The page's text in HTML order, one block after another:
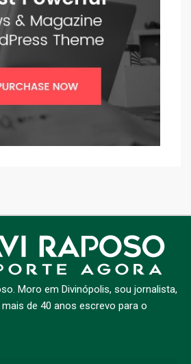
Moro em Divinópolis, sou jornalista,
de 40 anos escrevo para o